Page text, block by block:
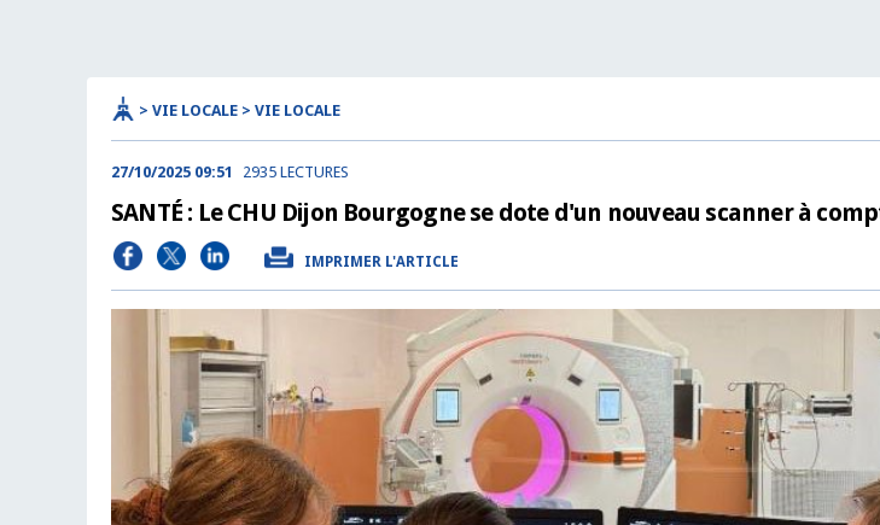
> VIE LOCALE > VIE LOCALE
27/10/2025 09:51 2935 LECTURES
SANTÉ : Le CHU Dijon Bourgogne se dote d'un nouveau scanner à
IMPRIMER L'ARTICLE